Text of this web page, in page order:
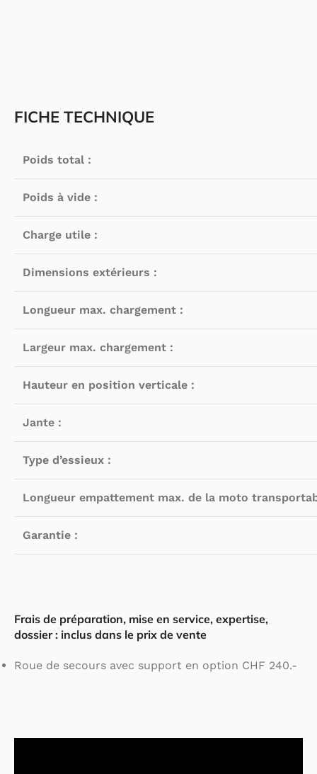
FICHE TECHNIQUE
Poids total :
Poids à vide :
Charge utile :
Dimensions extérieurs :
Longueur max. chargement :
Largeur max. chargement :
Hauteur en position verticale :
Jante :
Type d’essieux :
Longueur empattement max. de la moto
Garantie :
Frais de préparation, mise en service, expertise,
dossier : inclus dans le prix de vente
Roue de secours avec support en option CHF 240.-